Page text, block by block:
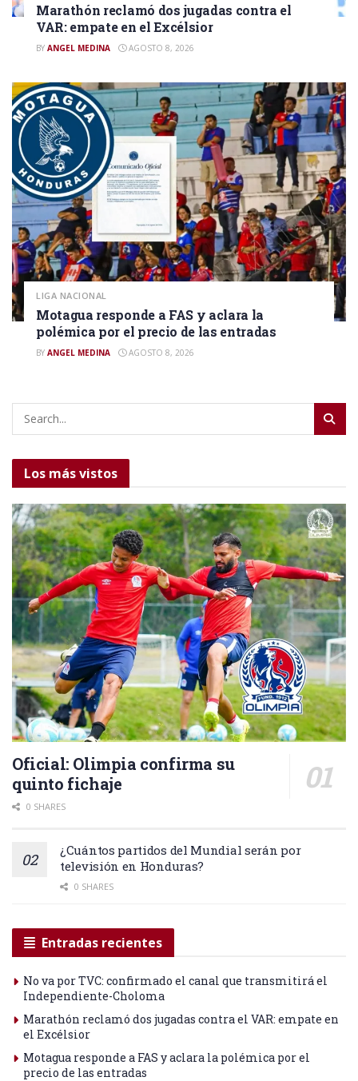
Marathón reclamó dos jugadas contra el
VAR: empate en el Excélsior
BY ANGEL MEDINA AGOSTO 8, 2026
LIGA NACIONAL
Motagua responde a FAS y aclara la
polémica por el precio de las entradas
BY ANGEL MEDINA AGOSTO 8, 2026
Los más vistos
Oficial: Olimpia confirma su
quinto fichaje
0 SHARES
¿Cuántos partidos del Mundial serán por
televisión en Honduras?
0 SHARES
Entradas recientes
No va por TVC: confirmado el canal que transmitirá el
Independiente-Choloma
Marathón reclamó dos jugadas contra el VAR: empate en
el Excélsior
Motagua responde a FAS y aclara la polémica por el
precio de las entradas